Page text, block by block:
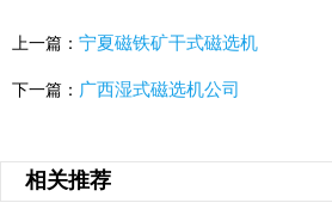
上一篇： 宁夏磁铁矿干式磁选机
下一篇： 广西湿式磁选机公司
相关推荐